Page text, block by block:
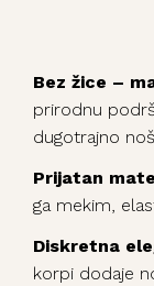
Bez žice –
prirodnu
dugotrajno
Prijatan
ga mekim,
Diskretna
korpi dodaje